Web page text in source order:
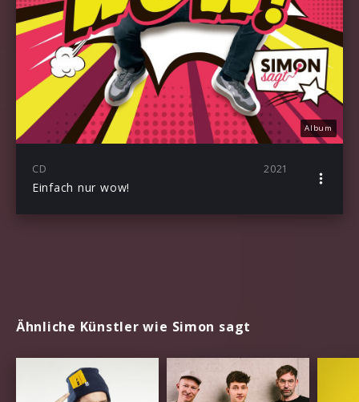
Album
CD 2021
Einfach nur wow!
Ähnliche Künstler wie Simon sagt